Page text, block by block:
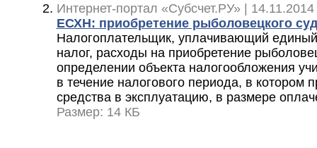
Интернет-портал «Субсчет.РУ» |
ЕСХН: приобретение рыболовецкого
Налогоплательщик, уплачивающий единый
налог, расходы на приобретение
определении объекта налогообложения
в течение налогового периода, в котором
средства в эксплуатацию, в размере
Размер: 14 КБ